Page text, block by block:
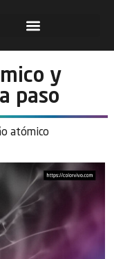
y
paso
atómico